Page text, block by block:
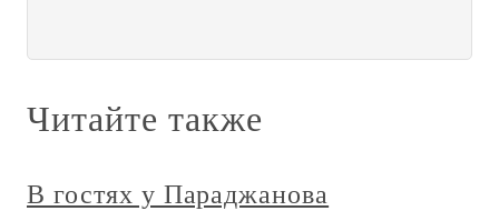
Читайте также
В гостях у Параджанова